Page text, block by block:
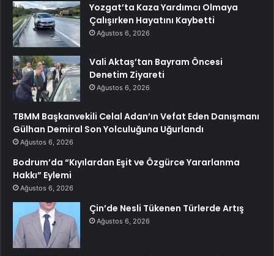
Yozgat’ta Kaza Yardımcı Olmaya
Çalışırken Hayatını Kaybetti
Ağustos 6, 2026
Vali Aktaş’tan Bayram Öncesi
Denetim Ziyareti
Ağustos 6, 2026
TBMM Başkanvekili Celal Adan’ın Vefat Eden Danışmanı
Gülhan Demiral Son Yolculuğuna Uğurlandı
Ağustos 6, 2026
Bodrum’da “Kıyılardan Eşit ve Özgürce Yararlanma
Hakkı” Eylemi
Ağustos 6, 2026
Çin’de Nesli Tükenen Türlerde Artış
Ağustos 6, 2026